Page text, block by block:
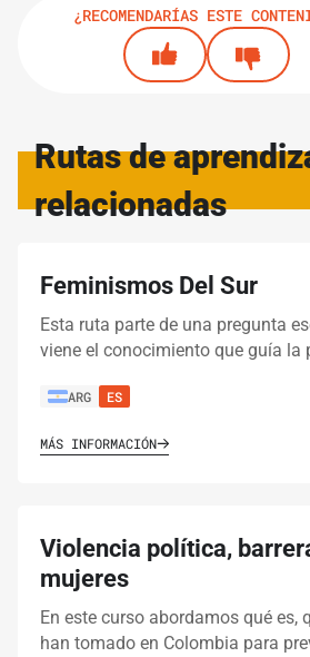
¿RECOMENDARÍAS ESTE
Rutas de
relacionadas
Feminismos Del Sur
Esta ruta parte de una pregunta
viene el conocimiento que guía la
ARG ES
MÁS INFORMACIÓN
Violencia política,
mujeres
En este curso abordamos qué es,
han tomado en Colombia para